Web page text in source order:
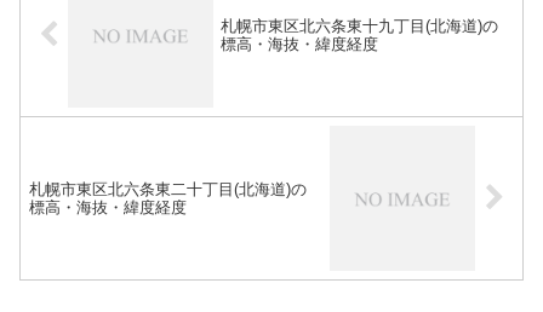
札幌市東区北六条東十九丁目(北海道)の
標高・海抜・緯度経度
札幌市東区北六条東二十丁目(北海道)の
標高・海抜・緯度経度